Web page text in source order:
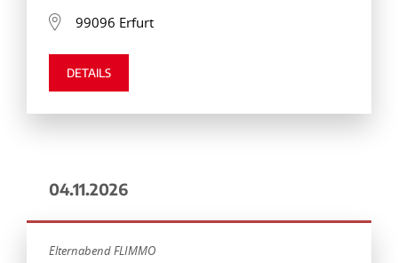
99096 Erfurt
DETAILS
04.11.2026
Elternabend FLIMMO